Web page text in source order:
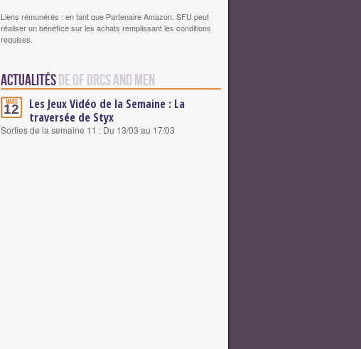
Liens rémunérés : en tant que Partenaire Amazon, SFU peut
réaliser un bénéfice sur les achats remplissant les conditions
requises.
Actualitésde Of Orcs and Men
Mars
12
Les Jeux Vidéo de la Semaine : La
traversée de Styx
Sorties de la semaine 11 : Du 13/03 au 17/03